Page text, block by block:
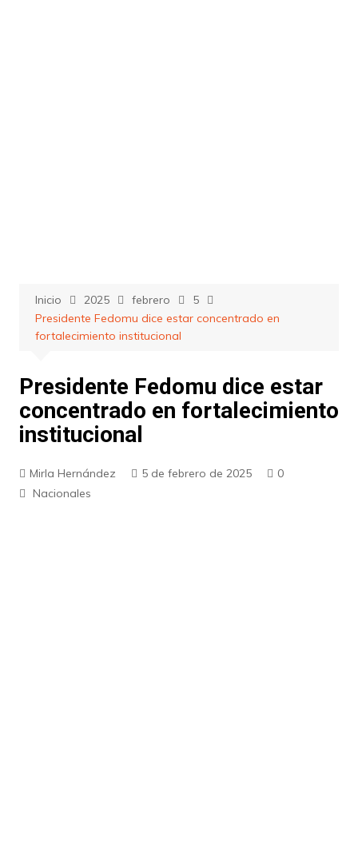
Inicio 2025 febrero
5
Presidente Fedomu dice estar concentrado en
fortalecimiento institucional
Presidente Fedomu dice estar
concentrado en fortalecimiento
institucional
Mirla Hernández 5 de febrero de 2025
0
Nacionales